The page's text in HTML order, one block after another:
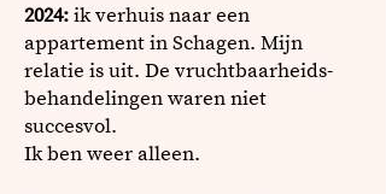
2024:ik verhuis naar een
appartement in Schagen. Mijn
relatie is uit. De vruchtbaarheids-
behandelingen waren niet
succesvol.
Ik ben weer alleen.